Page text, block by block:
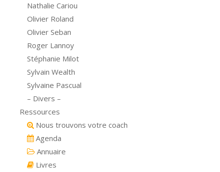
Nathalie Cariou
Olivier Roland
Olivier Seban
Roger Lannoy
Stéphanie Milot
Sylvain Wealth
Sylvaine Pascual
– Divers –
Ressources
Nous trouvons votre coach
Agenda
Annuaire
Livres